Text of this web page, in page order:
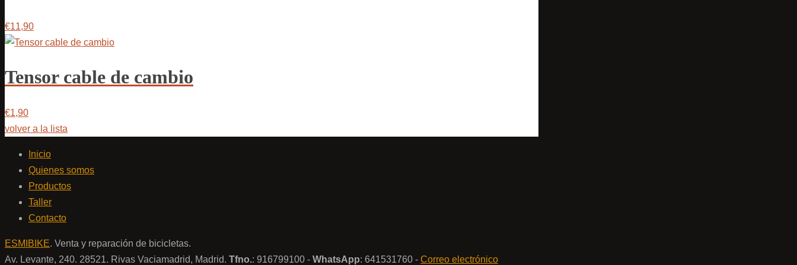
€11,90
Tensor cable de cambio
€1,90
volver a la lista
Inicio
Quienes somos
Productos
Taller
Contacto
ESMIBIKE. Venta y reparación de bicicletas.
Av. Levante, 240. 28521. Rivas Vaciamadrid, Madrid. Tfno.: 916799100 - WhatsApp: 641531760 - Correo electrónico